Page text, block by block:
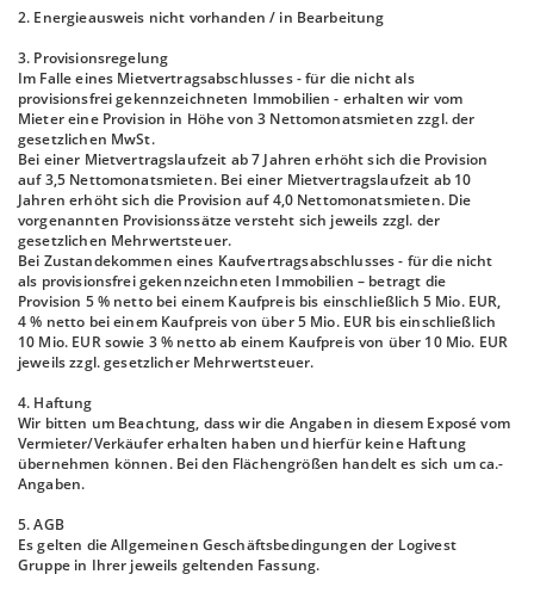
2. Energieausweis nicht vorhanden / in Bearbeitung
3. Provisionsregelung
Im Falle eines Mietvertragsabschlusses - für die nicht als
provisionsfrei gekennzeichneten Immobilien - erhalten wir vom
Mieter eine Provision in Höhe von 3 Nettomonatsmieten zzgl. der
gesetzlichen MwSt.
Bei einer Mietvertragslaufzeit ab 7 Jahren erhöht sich die Provision
auf 3,5 Nettomonatsmieten. Bei einer Mietvertragslaufzeit ab 10
Jahren erhöht sich die Provision auf 4,0 Nettomonatsmieten. Die
vorgenannten Provisionssätze versteht sich jeweils zzgl. der
gesetzlichen Mehrwertsteuer.
Bei Zustandekommen eines Kaufvertragsabschlusses - für die nicht
als provisionsfrei gekennzeichneten Immobilien – betragt die
Provision 5 % netto bei einem Kaufpreis bis einschließlich 5 Mio. EUR,
4 % netto bei einem Kaufpreis von über 5 Mio. EUR bis einschließlich
10 Mio. EUR sowie 3 % netto ab einem Kaufpreis von über 10 Mio. EUR
jeweils zzgl. gesetzlicher Mehrwertsteuer.
4. Haftung
Wir bitten um Beachtung, dass wir die Angaben in diesem Exposé vom
Vermieter/Verkäufer erhalten haben und hierfür keine Haftung
übernehmen können. Bei den Flächengrößen handelt es sich um ca.-
Angaben.
5. AGB
Es gelten die Allgemeinen Geschäftsbedingungen der Logivest
Gruppe in Ihrer jeweils geltenden Fassung.